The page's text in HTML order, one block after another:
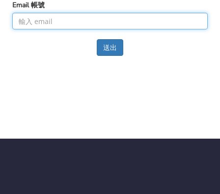
Email 帳號
送出